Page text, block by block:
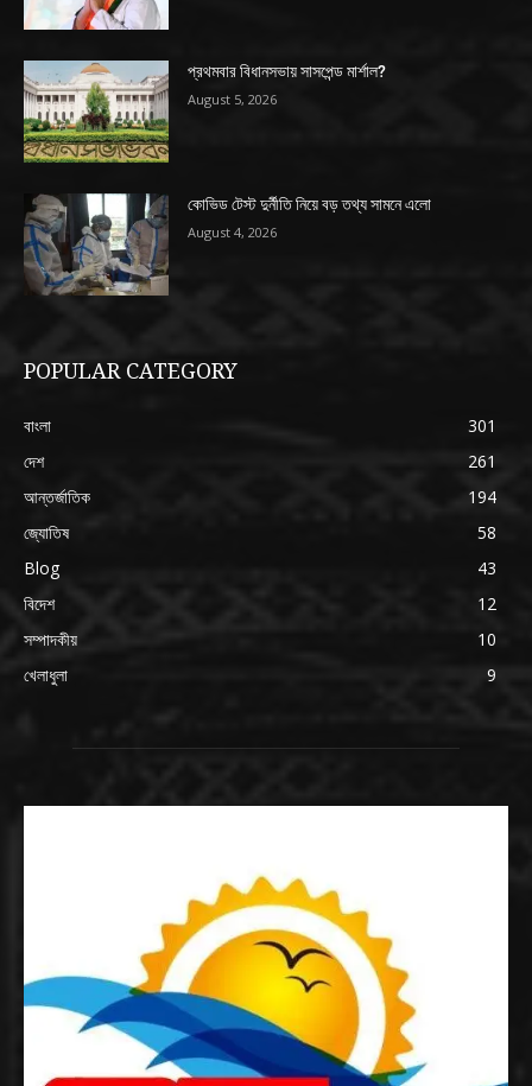
প্রথমবার বিধানসভায় সাসপেন্ড মার্শাল?
August 5, 2026
কোভিড টেস্ট দুর্নীতি নিয়ে বড় তথ্য সামনে এলো
August 4, 2026
POPULAR CATEGORY
বাংলা
301
দেশ
261
আন্তর্জাতিক
194
জ্যোতিষ
58
Blog
43
বিদেশ
12
সম্পাদকীয়
10
খেলাধুলা
9